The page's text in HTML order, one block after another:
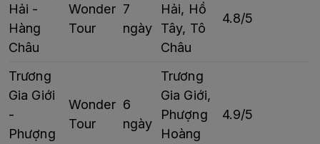
Hải -
Hàng
Châu
Wonder
Tour
7
ngày
Hải, Hồ
Tây, Tô
Châu
4.8/5
Trương
Gia Giới
-
Phượng
Wonder
Tour
6
ngày
Trương
Gia Giới,
Phượng
Hoàng
4.9/5